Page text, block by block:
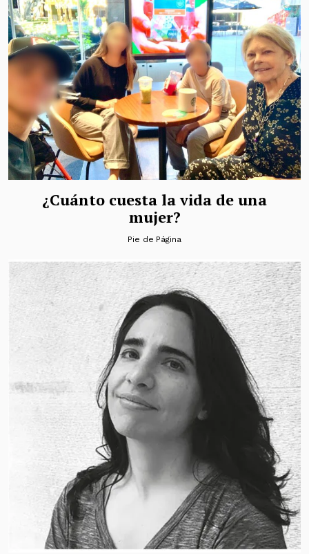
¿Cuánto cuesta la vida de una
mujer?
Pie de Página